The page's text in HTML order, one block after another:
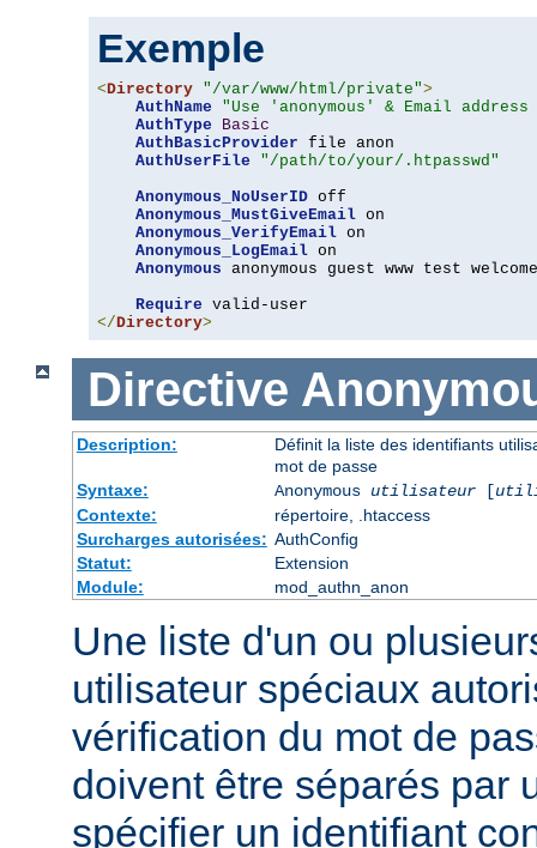
Exemple
<Directory "/var/www/html/private">
AuthName
"Use 'anonymous' & Email
AuthType
Basic
AuthBasicProvider file anon
AuthUserFile
"/path/to/your/.htpasswd"
Anonymous_NoUserID off
Anonymous_MustGiveEmail on
Anonymous_VerifyEmail on
Anonymous_LogEmail on
Anonymous anonymous guest www test welcome
Require
</Directory>
Directive
Description:
Définit la liste des identifiants
mot de passe
Syntaxe:
Anonymous utilisateur[
Contexte:
répertoire, .htaccess
Surcharges autorisées: AuthConfig
Statut:
Extension
Module:
mod_authn_anon
Une liste d'un ou
utilisateur spéciaux
vérification du mot de
doivent être séparés par
spécifier un identifiant